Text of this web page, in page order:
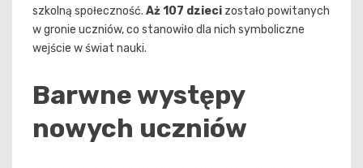
szkolną społeczność. Aż 107 dzieci zostało powitanych
w gronie uczniów, co stanowiło dla nich symboliczne
wejście w świat nauki.
Barwne występy
nowych uczniów